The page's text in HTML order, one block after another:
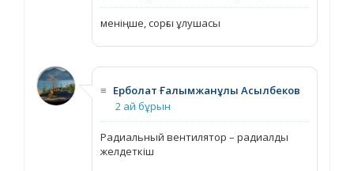
меніңше, сорғы ұлушасы
≡ Ерболат Ғалымжанұлы Асылбеков
2 ай бұрын
Радиальный вентилятор – радиалды
желдеткіш